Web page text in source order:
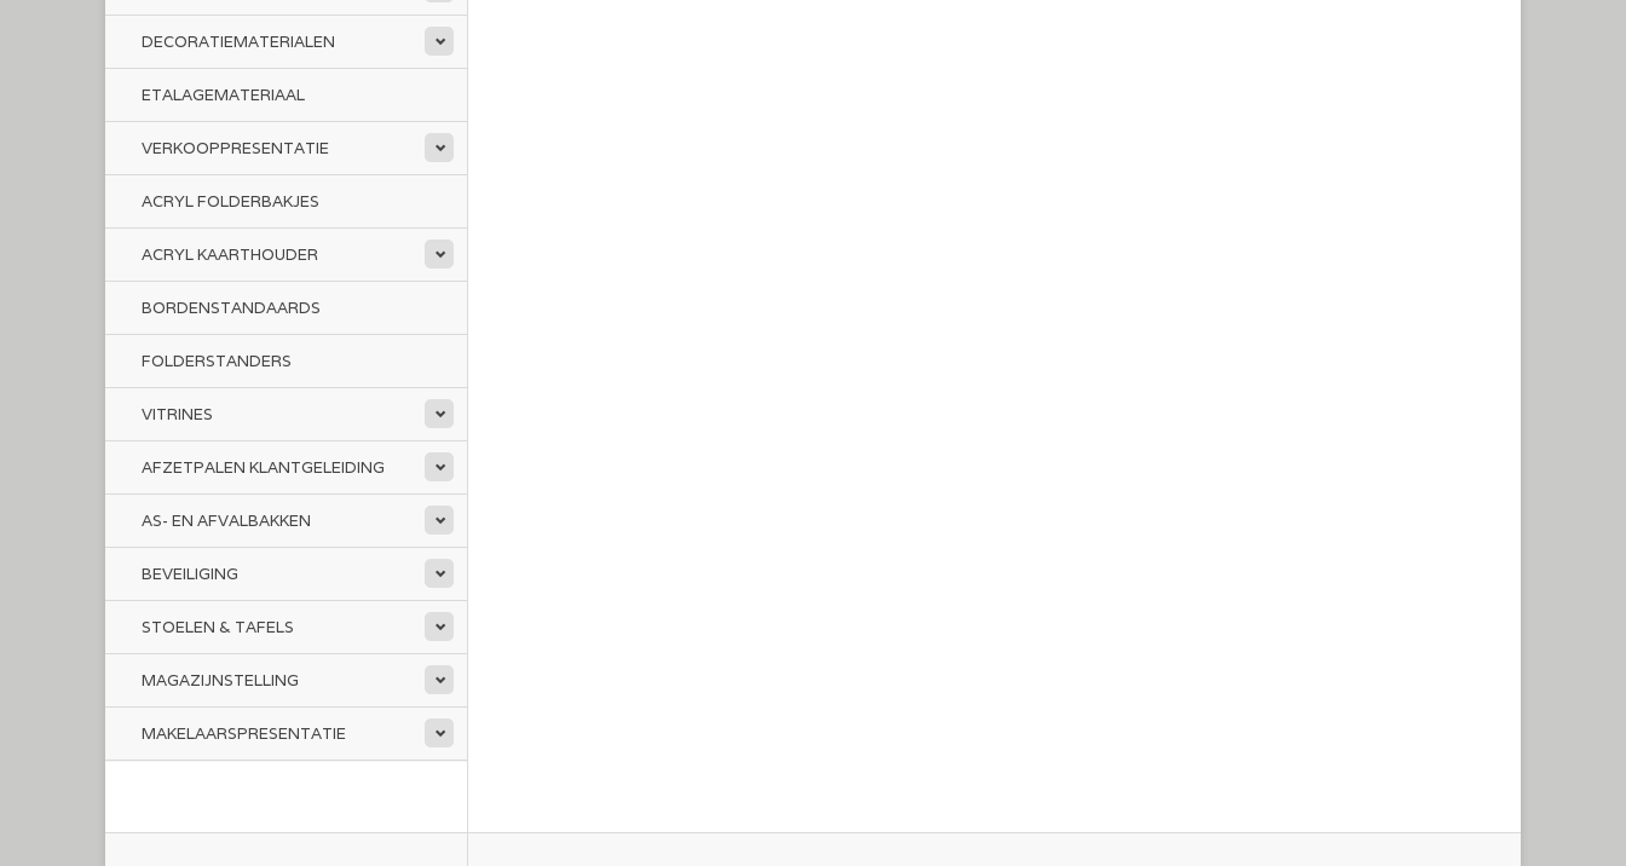
DECORATIEMATERIALEN
ETALAGEMATERIAAL
VERKOOPPRESENTATIE
ACRYL FOLDERBAKJES
ACRYL KAARTHOUDER
BORDENSTANDAARDS
FOLDERSTANDERS
VITRINES
AFZETPALEN KLANTGELEIDING
AS- EN AFVALBAKKEN
BEVEILIGING
STOELEN & TAFELS
MAGAZIJNSTELLING
MAKELAARSPRESENTATIE